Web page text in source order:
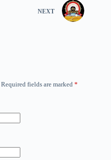
NEXT
Required fields are marked *